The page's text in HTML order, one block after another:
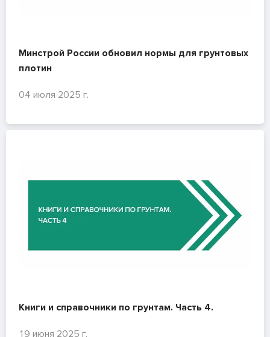
Минстрой России обновил нормы для грунтовых
плотин
04 июля 2025 г.
Книги и справочники по грунтам. Часть 4.
19 июня 2025 г.